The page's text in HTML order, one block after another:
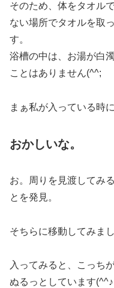
そのため、体をタオル
ない場所でタオルを取
す。
浴槽の中は、お湯が白
ことはありません(^^;
まぁ私が入っている時
おかしいな。
お。周りを見渡してみ
とを発見。
そちらに移動してみま
入ってみると、こっちが
ぬるっとしています(^^♪